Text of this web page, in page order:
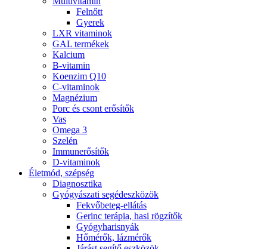
Felnőtt
Gyerek
LXR vitaminok
GAL termékek
Kalcium
B-vitamin
Koenzim Q10
C-vitaminok
Magnézium
Porc és csont erősítők
Vas
Omega 3
Szelén
Immunerősítők
D-vitaminok
Életmód, szépség
Diagnosztika
Gyógyászati segédeszközök
Fekvőbeteg-ellátás
Gerinc terápia, hasi rögzítők
Gyógyharisnyák
Hőmérők, lázmérők